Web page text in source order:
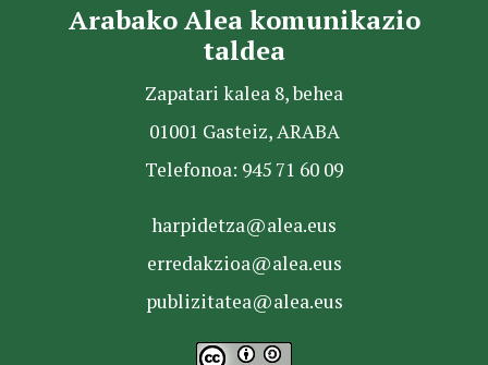
Arabako Alea komunikazio
taldea
Zapatari kalea 8, behea
01001 Gasteiz, ARABA
Telefonoa: 945 71 60 09
harpidetza@alea.eus
erredakzioa@alea.eus
publizitatea@alea.eus